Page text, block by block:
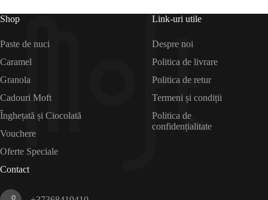
Shop
Paste de nuci
Caramel
Granola
Cadouri Moft
Înghețată și Ciocolată
Vouchere
Oferte Speciale
Link-uri utile
Despre noi
Politica de livrare
Politica de retur
Termeni și condiții
Politica de
confidențialitate
Contact